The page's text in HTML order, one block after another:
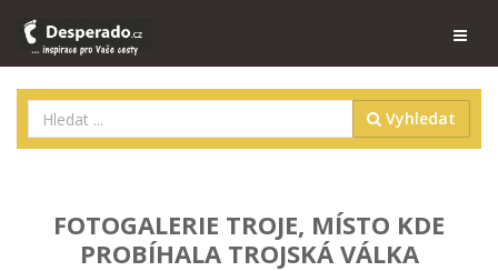
Vyhledat
FOTOGALERIE TROJE, MÍSTO KDE
PROBÍHALA TROJSKÁ VÁLKA